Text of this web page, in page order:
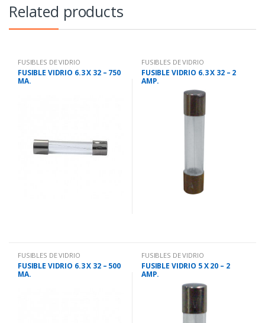
Related products
FUSIBLES DE VIDRIO
FUSIBLE VIDRIO 6.3 X 32 – 750
MA.
FUSIBLES DE VIDRIO
FUSIBLE VIDRIO 6.3 X 32 – 2
AMP.
FUSIBLES DE VIDRIO
FUSIBLE VIDRIO 6.3 X 32 – 500
MA.
FUSIBLES DE VIDRIO
FUSIBLE VIDRIO 5 X 20 – 2
AMP.